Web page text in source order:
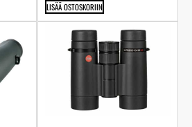
LISÄÄ OSTOSKORIIN